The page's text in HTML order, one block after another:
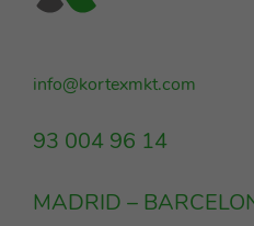
info@kortexmkt.com
93 004 96 14
MADRID –